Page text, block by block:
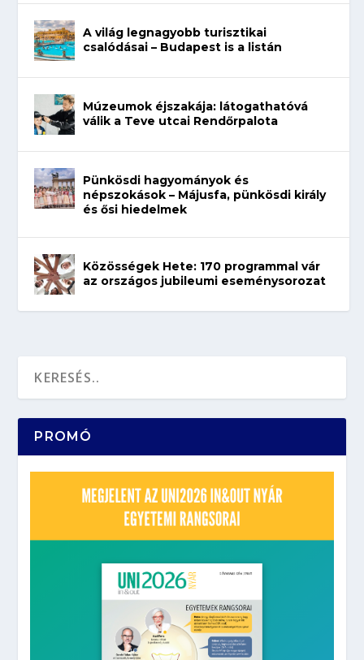
A világ legnagyobb turisztikai
csalódásai – Budapest is a listán
Múzeumok éjszakája: látogathatóvá
válik a Teve utcai Rendőrpalota
Pünkösdi hagyományok és
népszokások – Májusfa, pünkösdi király
és ősi hiedelmek
Közösségek Hete: 170 programmal vár
az országos jubileumi eseménysorozat
PROMÓ